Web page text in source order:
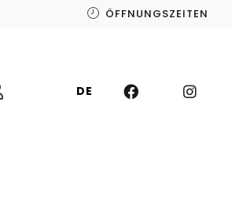
ÖFFNUNGSZEITEN
DE